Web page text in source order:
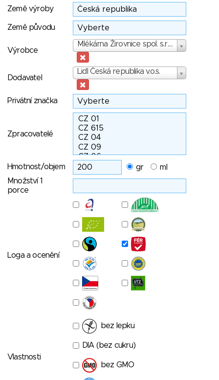
Země výroby
Země původu
Výrobce
Mlékárna Žirovnice spol. s.r.o.
Výrobce
Dodavatel
Lidl Česká republika v.o.s.
Dodavatel
Privátní značka
Zpracovatelé
Hmotnost/objem gr
ml
Množství 1
porce
Loga a ocenění
Vlastnosti
bez lepku
DIA (bez cukru)
bez GMO